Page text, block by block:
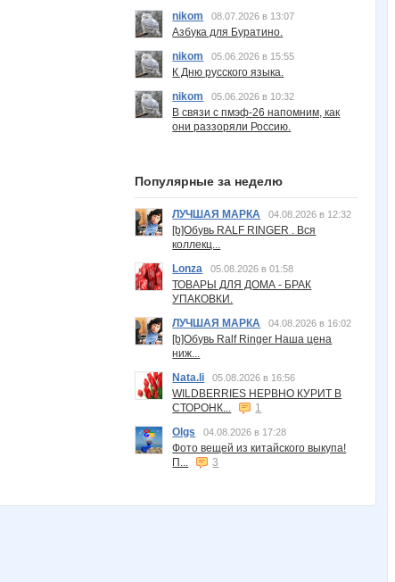
nikom
08.07.2026 в 13:07
Азбука для Буратино.
nikom
05.06.2026 в 15:55
К Дню русского языка.
nikom
05.06.2026 в 10:32
В связи с пмэф-26 напомним, как
они раззоряли Россию.
Популярные за неделю
ЛУЧШАЯ МАРКА 04.08.2026 в 12:32
[b]Обувь RALF RINGER . Вся
коллекц...
Lonza
05.08.2026 в 01:58
ТОВАРЫ ДЛЯ ДОМА - БРАК
УПАКОВКИ.
ЛУЧШАЯ МАРКА
04.08.2026 в 16:02
[b]Обувь Ralf Ringer Наша цена
ниж...
Nata.li
05.08.2026 в 16:56
WILDBERRIES НЕРВНО КУРИТ В
СТОРОНК...
1
Olgs
04.08.2026 в 17:28
Фото вещей из китайского выкупа!
П...
3